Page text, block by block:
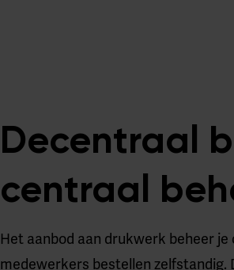
Decentraal
centraal
Het aanbod aan drukwerk beheer
medewerkers bestellen zelfstandig.